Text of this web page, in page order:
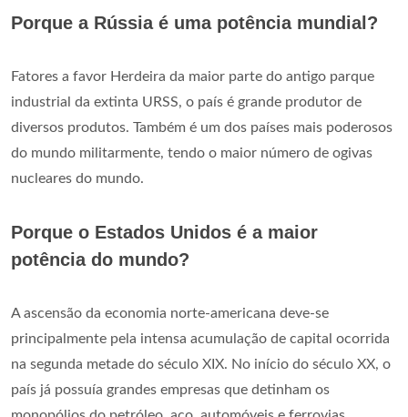
Porque a Rússia é uma potência mundial?
Fatores a favor Herdeira da maior parte do antigo parque
industrial da extinta URSS, o país é grande produtor de
diversos produtos. Também é um dos países mais poderosos
do mundo militarmente, tendo o maior número de ogivas
nucleares do mundo.
Porque o Estados Unidos é a maior
potência do mundo?
A ascensão da economia norte-americana deve-se
principalmente pela intensa acumulação de capital ocorrida
na segunda metade do século XIX. No início do século XX, o
país já possuía grandes empresas que detinham os